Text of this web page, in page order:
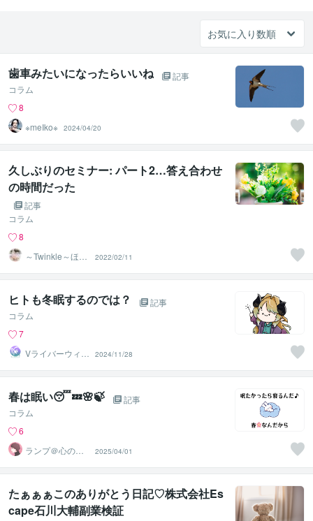
歯車みたいになったらいいね
記事
コラム
8
※meIko※ 2024/04/20
久しぶりのセミナー: パート2…答え合わせ
の時間だった
記事
コラム
8
～Twinkle～ほた
2022/02/11
ヒトも冬眠するのでは？
記事
コラム
7
Vライバーウィス
タリア
2024/11/28
春は眠い😴💤🌸🍃
記事
コラム
6
ランプ＠心のお
悩み解決専門家
2025/04/01
たぁぁぁこのありがとう日記♡株式会社Es
cape石川大輔副業検証